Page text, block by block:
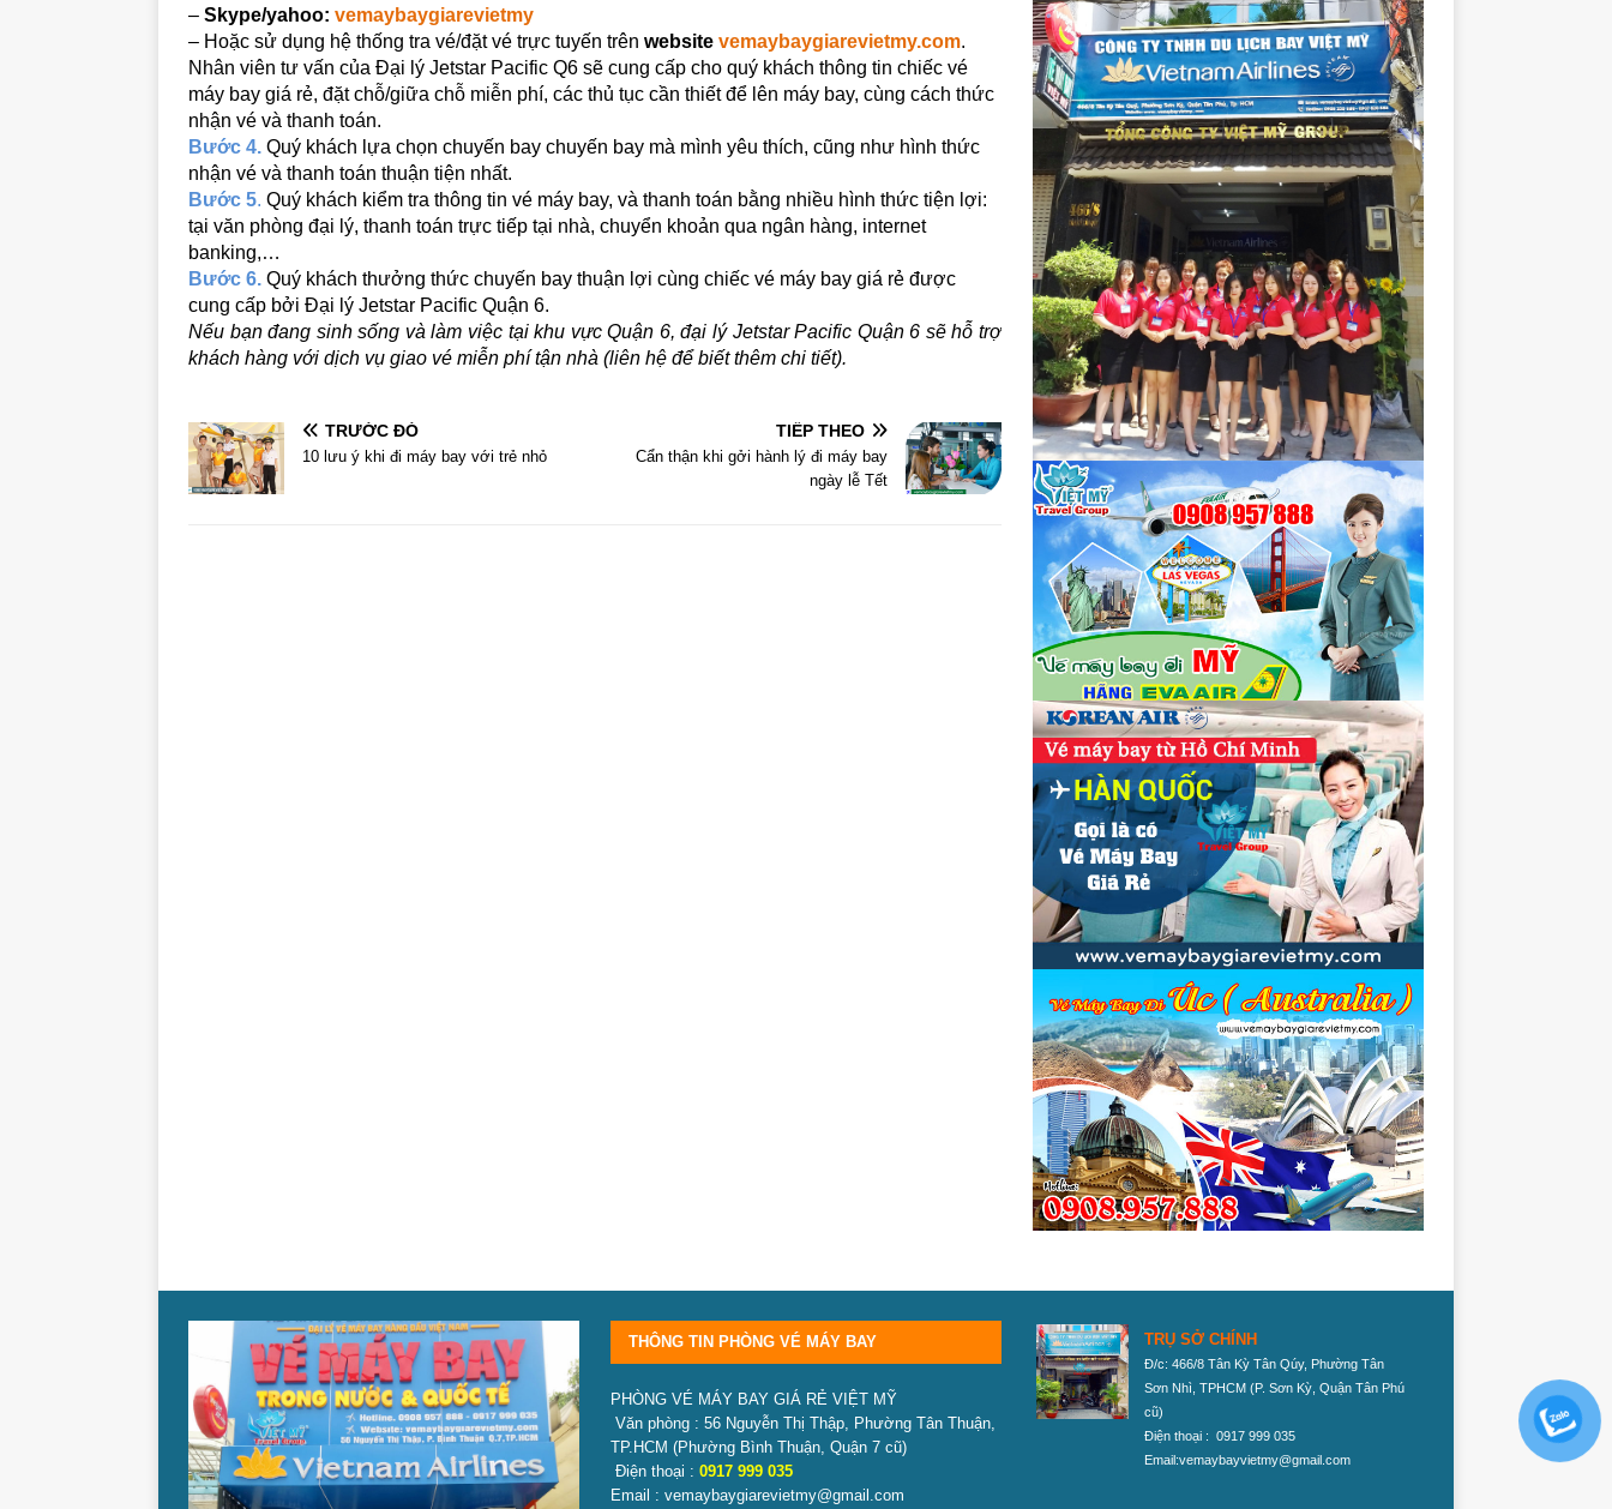
– Skype/yahoo: vemaybaygiarevietmy
– Hoặc sử dụng hệ thống tra vé/đặt vé trực tuyến trên website vemaybaygiarevietmy.com.
Nhân viên tư vấn của Đại lý Jetstar Pacific Q6 sẽ cung cấp cho quý khách thông tin chiếc vé
máy bay giá rẻ, đặt chỗ/giữa chỗ miễn phí, các thủ tục cần thiết để lên máy bay, cùng cách thức
nhận vé và thanh toán.
Bước 4. Quý khách lựa chọn chuyến bay chuyến bay mà mình yêu thích, cũng như hình thức
nhận vé và thanh toán thuận tiện nhất.
Bước 5. Quý khách kiểm tra thông tin vé máy bay, và thanh toán bằng nhiều hình thức tiện lợi:
tại văn phòng đại lý, thanh toán trực tiếp tại nhà, chuyển khoản qua ngân hàng, internet
banking,…
Bước 6. Quý khách thưởng thức chuyến bay thuận lợi cùng chiếc vé máy bay giá rẻ được
cung cấp bởi Đại lý Jetstar Pacific Quận 6.
Nếu bạn đang sinh sống và làm việc tại khu vực Quận 6, đại lý Jetstar Pacific Quận 6 sẽ hỗ trợ
khách hàng với dịch vụ giao vé miễn phí tận nhà (liên hệ để biết thêm chi tiết).
TRƯỚC ĐÓ
10 lưu ý khi đi máy bay với trẻ nhỏ
TIẾP THEO
Cẩn thận khi gởi hành lý đi máy bay
ngày lễ Tết
THÔNG TIN PHÒNG VÉ MÁY BAY
PHÒNG VÉ MÁY BAY GIÁ RẺ VIỆT MỸ
Văn phòng : 56 Nguyễn Thị Thập, Phường Tân Thuận,
TP.HCM (Phường Bình Thuận, Quận 7 cũ)
Điện thoại : 0917 999 035
Email : vemaybaygiarevietmy@gmail.com
TRỤ SỞ CHÍNH
Đ/c: 466/8 Tân Kỳ Tân Qúy, Phường Tân
Sơn Nhì, TPHCM (P. Sơn Kỳ, Quận Tân Phú
cũ)
Điện thoại : 0917 999 035
Email:vemaybayvietmy@gmail.com